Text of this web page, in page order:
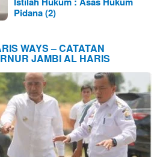
Pidana (2)
WAYS – CATATAN
JAMBI AL HARIS